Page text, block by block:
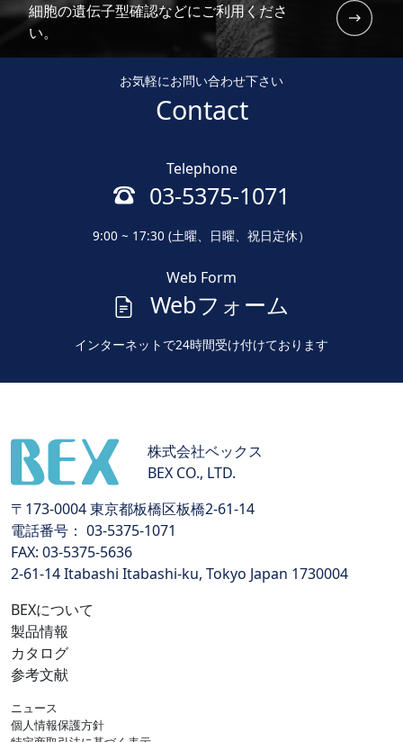
細胞の遺伝子型確認などにご利用くださ
い。
お気軽にお問い合わせ下さい
Contact
Telephone
03-5375-1071
9:00 ~ 17:30 (土曜、日曜、祝日定休）
Web Form
Webフォーム
インターネットで24時間受け付けております
株式会社ベックス
BEX CO., LTD.
〒173-0004 東京都板橋区板橋2-61-14
電話番号： 03-5375-1071
FAX: 03-5375-5636
2-61-14 Itabashi Itabashi-ku, Tokyo Japan 1730004
BEXについて
製品情報
カタログ
参考文献
ニュース
個人情報保護方針